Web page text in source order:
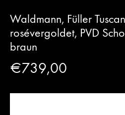
Waldmann, Füller
rosévergoldet, PVD
braun
€739,00